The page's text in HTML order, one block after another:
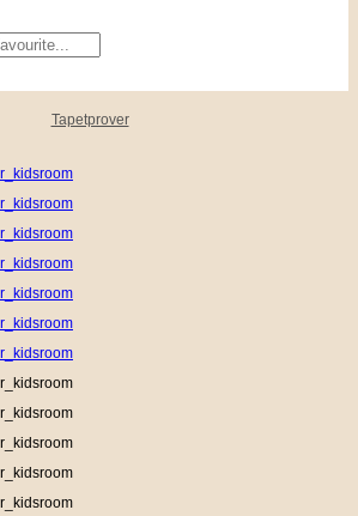
Tapetprover